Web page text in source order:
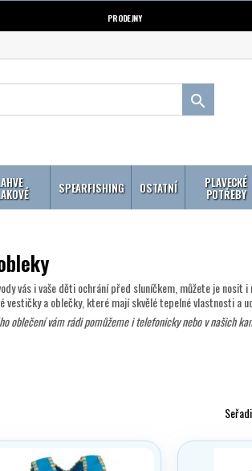
PRODEJNY

SPEARFISHING OSTATNÍ PLAVECKÉ
POTŘEBY
vás i vaše děti ochrání před sluníčkem, můžete je
vestičky a oblečky, které mají skvělé tepelné vlastnosti a
oblečení vám rádi pomůžeme i telefonicky nebo v našich